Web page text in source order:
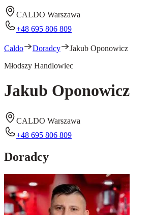
CALDO Warszawa
+48 695 806 809
Caldo Doradcy
Jakub Oponowicz
Młodszy Handlowiec
Jakub Oponowicz
CALDO Warszawa
+48 695 806 809
Doradcy